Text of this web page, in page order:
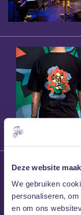
Deze website
We gebruiken
personaliseren,
en om ons